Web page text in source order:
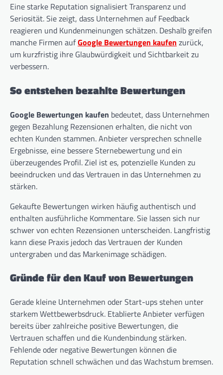
Eine starke Reputation signalisiert Transparenz und
Seriosität. Sie zeigt, dass Unternehmen auf Feedback
reagieren und Kundenmeinungen schätzen. Deshalb greifen
manche Firmen aufGoogle Bewertungen kaufen zurück,
um kurzfristig ihre Glaubwürdigkeit und Sichtbarkeit zu
verbessern.
So entstehen bezahlte Bewertungen
Google Bewertungen kaufen bedeutet, dass Unternehmen
gegen Bezahlung Rezensionen erhalten, die nicht von
echten Kunden stammen. Anbieter versprechen schnelle
Ergebnisse, eine bessere Sternebewertung und ein
überzeugendes Profil. Ziel ist es, potenzielle Kunden zu
beeindrucken und das Vertrauen in das Unternehmen zu
stärken.
Gekaufte Bewertungen wirken häufig authentisch und
enthalten ausführliche Kommentare. Sie lassen sich nur
schwer von echten Rezensionen unterscheiden. Langfristig
kann diese Praxis jedoch das Vertrauen der Kunden
untergraben und das Markenimage schädigen.
Gründe für den Kauf von Bewertungen
Gerade kleine Unternehmen oder Start-ups stehen unter
starkem Wettbewerbsdruck. Etablierte Anbieter verfügen
bereits über zahlreiche positive Bewertungen, die
Vertrauen schaffen und die Kundenbindung stärken.
Fehlende oder negative Bewertungen können die
Reputation schnell schwächen und das Wachstum bremsen.